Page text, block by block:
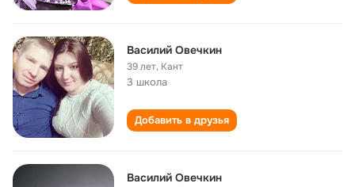
Василий Овечкин
39 лет, Кант
3 школа
Добавить в друзья
Василий Овечкин